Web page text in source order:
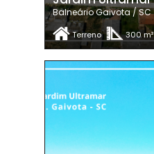
Balneário Gaivota / SC
Terreno 300 m²